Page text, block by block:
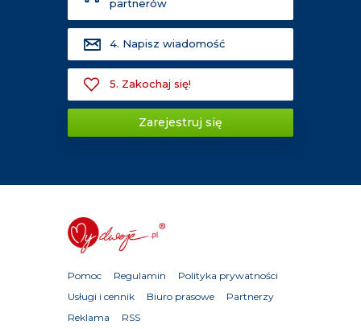
partnerów
4. Napisz wiadomość
5. Zakochaj się!
Zarejestruj się
Pomoc Regulamin
Polityka prywatności
Usługi i cennik
Biuro prasowe
Partnerzy
Reklama
RSS